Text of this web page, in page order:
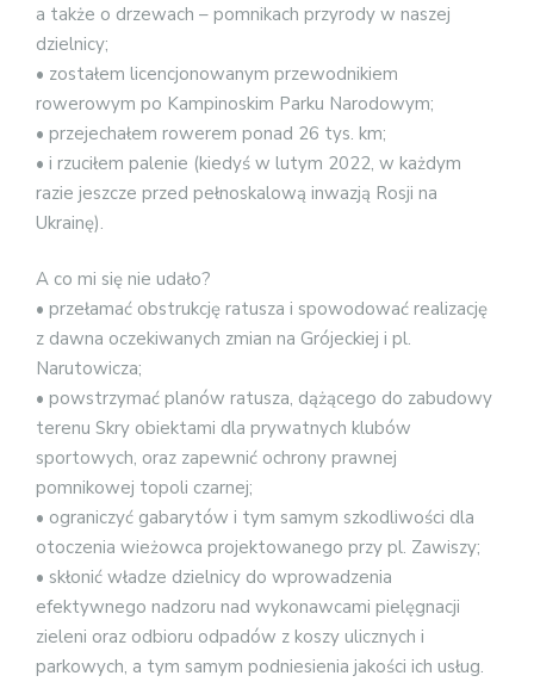
a także o drzewach – pomnikach przyrody w naszej
dzielnicy;
• zostałem licencjonowanym przewodnikiem
rowerowym po Kampinoskim Parku Narodowym;
• przejechałem rowerem ponad 26 tys. km;
• i rzuciłem palenie (kiedyś w lutym 2022, w każdym
razie jeszcze przed pełnoskalową inwazją Rosji na
Ukrainę).
A co mi się nie udało?
• przełamać obstrukcję ratusza i spowodować realizację
z dawna oczekiwanych zmian na Grójeckiej i pl.
Narutowicza;
• powstrzymać planów ratusza, dążącego do zabudowy
terenu Skry obiektami dla prywatnych klubów
sportowych, oraz zapewnić ochrony prawnej
pomnikowej topoli czarnej;
• ograniczyć gabarytów i tym samym szkodliwości dla
otoczenia wieżowca projektowanego przy pl. Zawiszy;
• skłonić władze dzielnicy do wprowadzenia
efektywnego nadzoru nad wykonawcami pielęgnacji
zieleni oraz odbioru odpadów z koszy ulicznych i
parkowych, a tym samym podniesienia jakości ich usług.